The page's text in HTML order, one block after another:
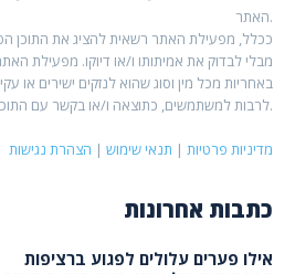
האתר.
ככלל, מפעילת האתר רשאית להציג את התוכן
באחריות מכל מין וסוג שהוא לנזקים ישירים או
לרבות למשתמשים, כתוצאה ו/או בקשר עם התוכן הפרסומי.
מדיניות פרטיות | תנאי שימוש | הצהרת נגישות
כתבות אחרונות
אילו פערים עלולים לפגוע ברציפות